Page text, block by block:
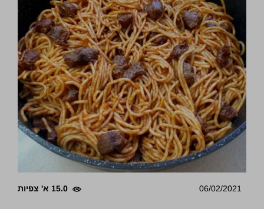
06/02/2021 15.0 א' צפיות